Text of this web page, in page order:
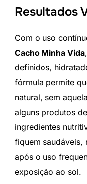
Resultados
Com o uso
Cacho Minha Vida
definidos,
fórmula permite
natural, sem
alguns produtos
ingredientes
fiquem saudáveis,
após o uso
exposição ao sol.